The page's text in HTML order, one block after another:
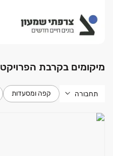
מיקומים בקרבת הפרויקט
תחבורה קפה ומסעדות